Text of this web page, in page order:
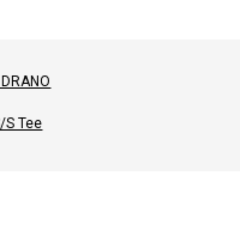
S Tee